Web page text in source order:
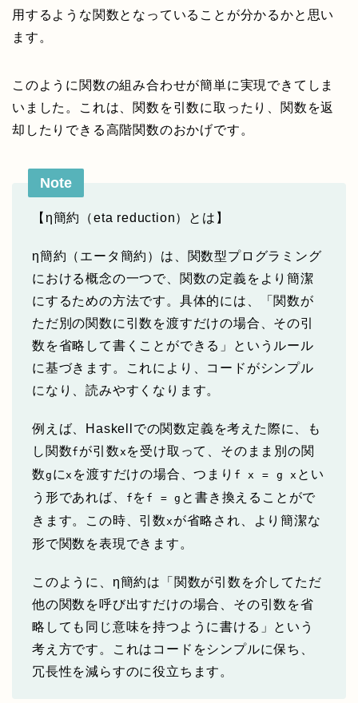
用するような関数となっていることが分かるかと思い
ます。
このように関数の組み合わせが簡単に実現できてしま
いました。これは、関数を引数に取ったり、関数を返
却したりできる高階関数のおかげです。
Note
【η簡約（eta reduction）とは】
η簡約（エータ簡約）は、関数型プログラミング
における概念の一つで、関数の定義をより簡潔
にするための方法です。具体的には、「関数が
ただ別の関数に引数を渡すだけの場合、その引
数を省略して書くことができる」というルール
に基づきます。これにより、コードがシンプル
になり、読みやすくなります。
例えば、Haskellでの関数定義を考えた際に、も
し関数f が引数x を受け取って、そのまま別の関
数g にx を渡すだけの場合、つまり f x = g x とい
う形であれば、
f を f = g と書き換えることがで
きます。この時、引数x が省略され、より簡潔な
形で関数を表現できます。
このように、η簡約は「関数が引数を介してただ
他の関数を呼び出すだけの場合、その引数を省
略しても同じ意味を持つように書ける」という
考え方です。これはコードをシンプルに保ち、
冗長性を減らすのに役立ちます。